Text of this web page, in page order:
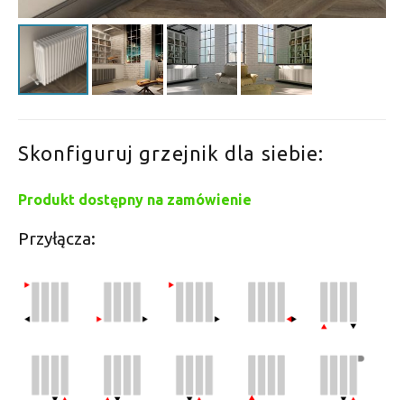
Skonfiguruj grzejnik dla siebie:
Produkt dostępny na zamówienie
Przyłącza: